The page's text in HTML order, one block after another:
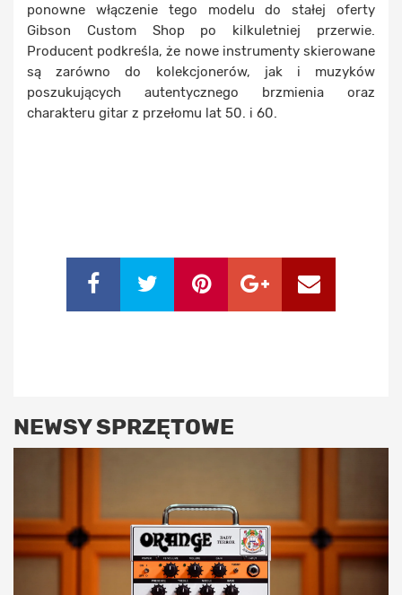
ponowne włączenie tego modelu do stałej oferty
Gibson Custom Shop po kilkuletniej przerwie.
Producent podkreśla, że nowe instrumenty skierowane
są zarówno do kolekcjonerów, jak i muzyków
poszukujących autentycznego brzmienia oraz
charakteru gitar z przełomu lat 50. i 60.
NEWSY SPRZĘTOWE